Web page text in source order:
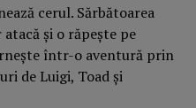
cerul. Sărbătoarea
și o răpește pe
într-o aventură prin
de Luigi, Toad și